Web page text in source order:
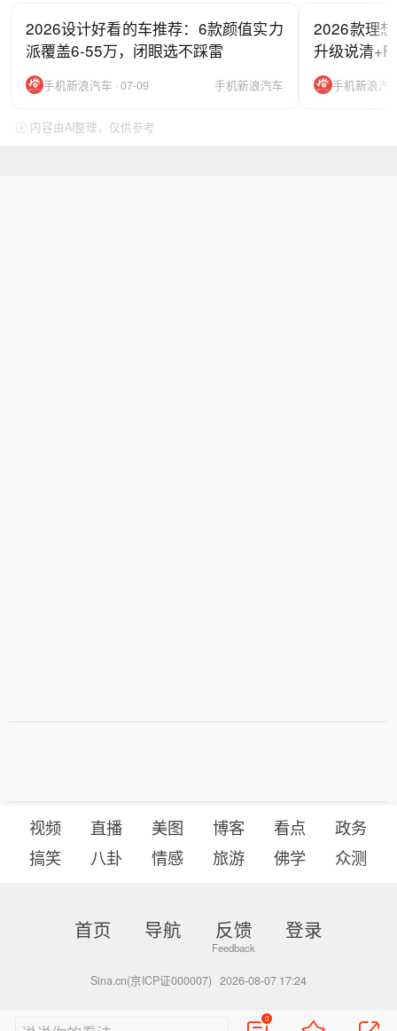
2026设计好看的车推荐：6款颜值实力
派覆盖6-55万，闭眼选不踩雷
手机新浪汽车 · 07-09 手机新浪汽车
2026款理
升级说清
手机新浪汽
ⓘ 内容由AI整理，仅供参考
视频 直播 美图 博客 看点
政务
搞笑
八卦 情感 旅游 佛学 众测
首页 导航 反馈 登录
Sina.cn(京ICP证000007) 2026-08-07 17:24
0